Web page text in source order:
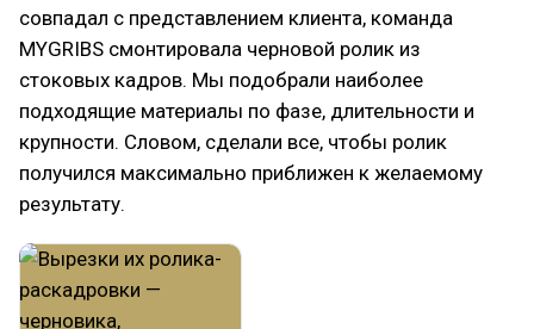
совпадал с представлением клиента, команда
MYGRIBS смонтировала черновой ролик из
стоковых кадров. Мы подобрали наиболее
подходящие материалы по фазе, длительности и
крупности. Словом, сделали все, чтобы ролик
получился максимально приближен к желаемому
результату.